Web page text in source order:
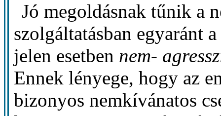
Jó megoldásnak tűnik a
szolgáltatásban egyaránt
jelen esetben nem-
Ennek lényege, hogy az
bizonyos nemkívánatos